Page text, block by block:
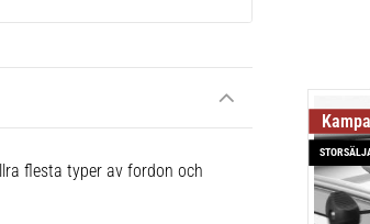
flesta typer av fordon och